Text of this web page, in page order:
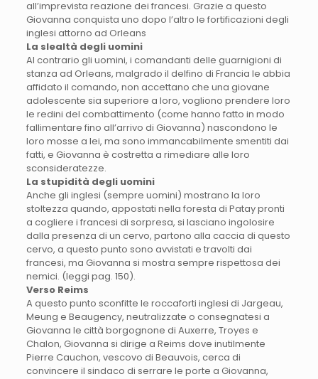
all’imprevista reazione dei francesi. Grazie a questo
Giovanna conquista uno dopo l’altro le fortificazioni degli
inglesi attorno ad Orleans
La slealtà degli uomini
Al contrario gli uomini, i comandanti delle guarnigioni di
stanza ad Orleans, malgrado il delfino di Francia le abbia
affidato il comando, non accettano che una giovane
adolescente sia superiore a loro, vogliono prendere loro
le redini del combattimento (come hanno fatto in modo
fallimentare fino all’arrivo di Giovanna) nascondono le
loro mosse a lei, ma sono immancabilmente smentiti dai
fatti, e Giovanna è costretta a rimediare alle loro
sconsideratezze.
La stupidità degli uomini
Anche gli inglesi (sempre uomini) mostrano la loro
stoltezza quando, appostati nella foresta di Patay pronti
a cogliere i francesi di sorpresa, si lasciano ingolosire
dalla presenza di un cervo, partono alla caccia di questo
cervo, a questo punto sono avvistati e travolti dai
francesi, ma Giovanna si mostra sempre rispettosa dei
nemici. (leggi pag. 150).
Verso Reims
A questo punto sconfitte le roccaforti inglesi di Jargeau,
Meung e Beaugency, neutralizzate o consegnatesi a
Giovanna le città borgognone di Auxerre, Troyes e
Chalon, Giovanna si dirige a Reims dove inutilmente
Pierre Cauchon, vescovo di Beauvois, cerca di
convincere il sindaco di serrare le porte a Giovanna,